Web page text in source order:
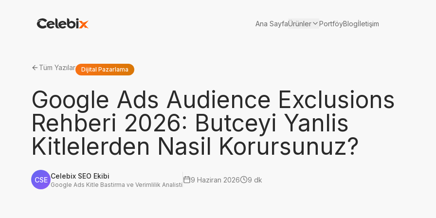
Ana SayfaÜrünler PortföyBlogİletişim
Tüm Yazılar Dijital Pazarlama
Google Ads Audience Exclusions
Rehberi 2026: Butceyi Yanlis
Kitlelerden Nasil Korursunuz?
CSE Celebix SEO Ekibi
Google Ads Kitle Bastirma ve Verimlilik Analisti
9 Haziran 2026 9 dk